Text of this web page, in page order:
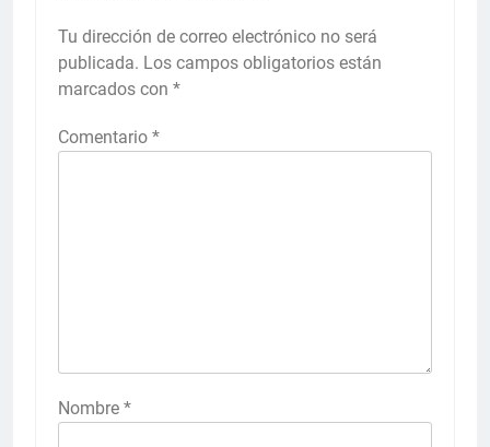
Tu dirección de correo electrónico no será
publicada. Los campos obligatorios están
marcados con *
Comentario *
Nombre *